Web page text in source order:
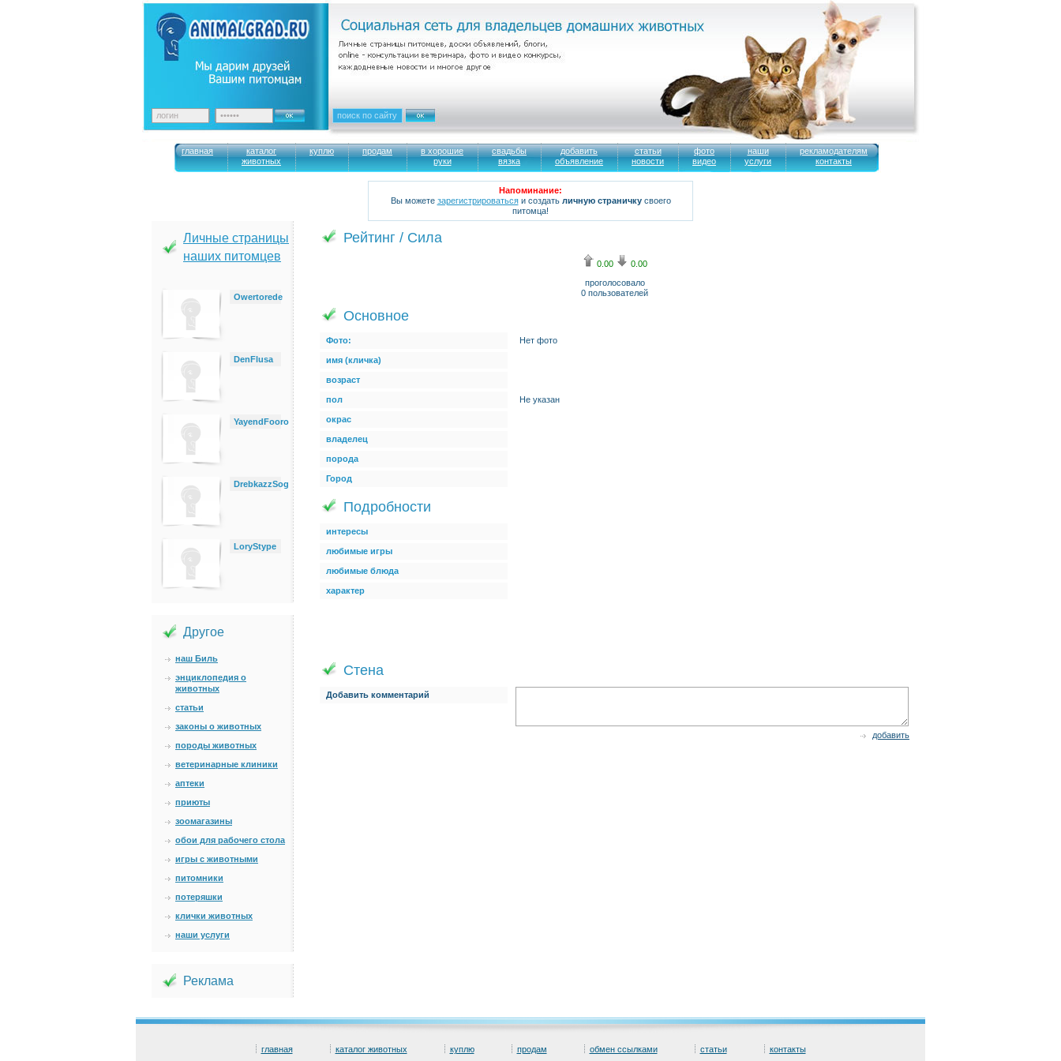
главная
каталог
животных
куплю продам
в хорошие
руки
свадьбы
вязка
добавить
объявление
статьи
новости
фото
видео
наши
услуги
рекламодателям
контакты
Напоминание:
Вы можете зарегистрироватьсяи создать личную страничкусвоего
питомца!
Личные страницы
наших питомцев
Owertorede
DenFlusa
YayendFooro
DrebkazzSog
LoryStype
Другое
наш Биль
энциклопедия о
животных
статьи
законы о животных
породы животных
ветеринарные клиники
аптеки
приюты
зоомагазины
обои для рабочего стола
игры с животными
питомники
потеряшки
клички животных
наши услуги
Реклама
Рейтинг / Сила
0.00
0.00
проголосовало
0 пользователей
Основное
Фото: Нет фото
имя (кличка)
возраст
пол Не указан
окрас
владелец
порода
Город
Подробности
интересы
любимые игры
любимые блюда
характер
Стена
Добавить комментарий
добавить
главная каталог животных куплю продам обмен ссылками статьи контакты